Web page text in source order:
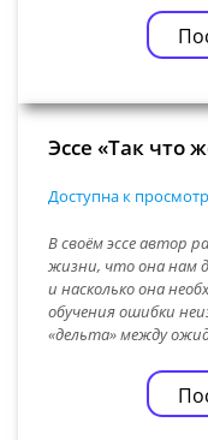
Эссе «Так что
Доступна к
В своём эссе автор
жизни, что она нам
и насколько она
обучения ошибки
«дельта» между